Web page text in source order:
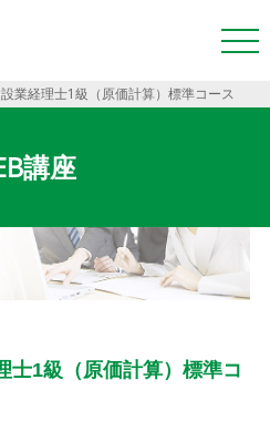
業経理士1級（原価計算）標準コース
講座
士1級（原価計算）標準コ